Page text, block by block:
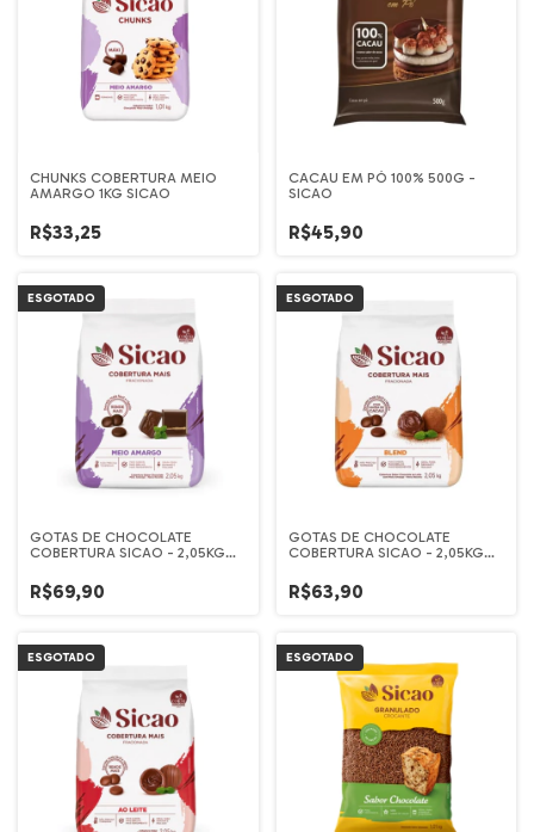
CHUNKS COBERTURA MEIO
AMARGO 1KG SICAO
R$33,25
CACAU EM PÓ 100% 500G -
SICAO
R$45,90
ESGOTADO
GOTAS DE CHOCOLATE
COBERTURA SICAO - 2,05KG
R$69,90
ESGOTADO
GOTAS DE CHOCOLATE
COBERTURA SICAO - 2,05KG
R$63,90
ESGOTADO ESGOTADO